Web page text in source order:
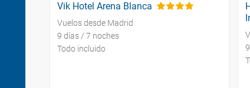
Vik Hotel Arena Blanca
Vuelos desde Madrid
9 días / 7 noches
Todo incluido